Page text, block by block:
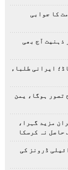
کا جوابی
ذہنیت آج بھی
ایرانی طلباء
تصور ہوگا، یمن
مزید گہرا،
حاصل نہ کرسکا
ڈرونز کی